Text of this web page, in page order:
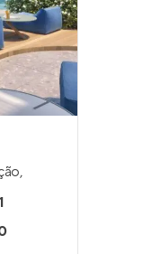
,
1